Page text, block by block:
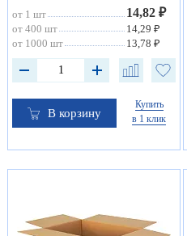
от 1 шт 14,82 ₽
от 400 шт
14,29 ₽
от 1000 шт
13,78 ₽
В корзину
Купить
в 1 клик